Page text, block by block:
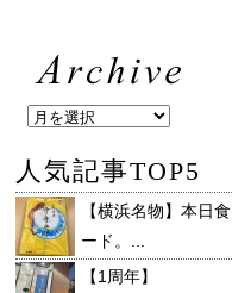
人気記事TOP5
【横浜名物】本日
ード。...
【1周年】